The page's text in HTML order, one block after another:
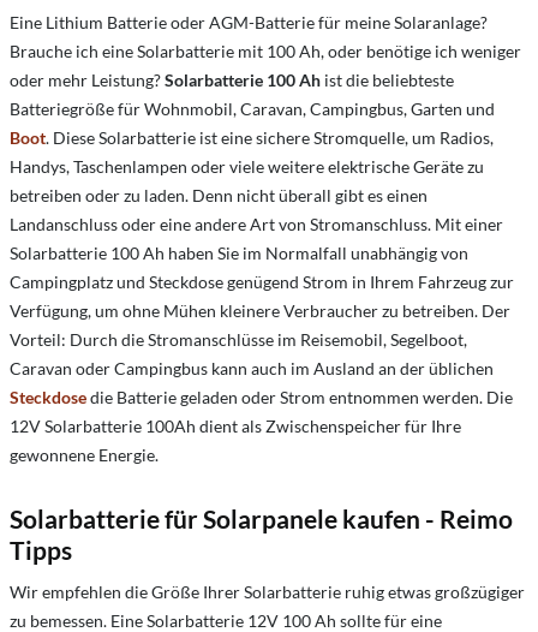
Eine Lithium Batterie oder AGM-Batterie für meine Solaranlage?
Brauche ich eine Solarbatterie mit 100 Ah, oder benötige ich weniger
oder mehr Leistung?Solarbatterie 100 Ah ist die beliebteste
Batteriegröße für Wohnmobil, Caravan, Campingbus, Garten und
Boot. Diese Solarbatterie ist eine sichere Stromquelle, um Radios,
Handys, Taschenlampen oder viele weitere elektrische Geräte zu
betreiben oder zu laden. Denn nicht überall gibt es einen
Landanschluss oder eine andere Art von Stromanschluss. Mit einer
Solarbatterie 100 Ah haben Sie im Normalfall unabhängig von
Campingplatz und Steckdose genügend Strom in Ihrem Fahrzeug zur
Verfügung, um ohne Mühen kleinere Verbraucher zu betreiben. Der
Vorteil: Durch die Stromanschlüsse im Reisemobil, Segelboot,
Caravan oder Campingbus kann auch im Ausland an der üblichen
Steckdosedie Batterie geladen oder Strom entnommen werden. Die
12V Solarbatterie 100Ah dient als Zwischenspeicher für Ihre
gewonnene Energie.
Solarbatterie für Solarpanele kaufen - Reimo
Tipps
Wir empfehlen die Größe Ihrer Solarbatterie ruhig etwas großzügiger
zu bemessen. Eine Solarbatterie 12V 100 Ah sollte für eine